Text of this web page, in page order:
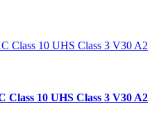
Class 10 UHS Class 3 V30 A2